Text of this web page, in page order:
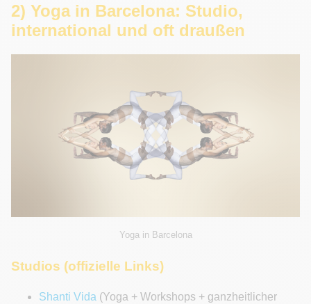
2) Yoga in Barcelona: Studio,
international und oft draußen
Yoga in Barcelona
Studios (offizielle Links)
Shanti Vida (Yoga + Workshops + ganzheitlicher